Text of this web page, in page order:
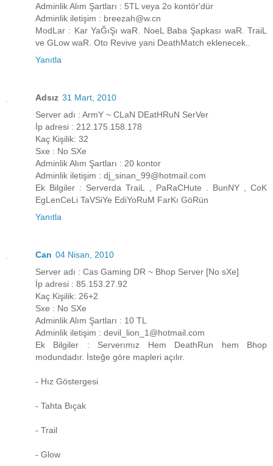
Adminlik Alım Şartları : 5TL veya 2o kontör'dür
Adminlik iletişim : breezah@w.cn
ModLar : Kar YaĞıŞı waR. NoeL Baba Şapkası waR. TraiL
ve GLow waR. Oto Revive yani DeathMatch eklenecek..
Yanıtla
Adsız 31 Mart, 2010
Server adı : ArmY ~ CLaN DEatHRuN SerVer
İp adresi : 212.175.158.178
Kaç Kişilik: 32
Sxe : No SXe
Adminlik Alım Şartları : 20 kontor
Adminlik iletişim : dj_sinan_99@hotmail.com
Ek Bilgiler : Serverda TraiL , PaRaCHute . BunNY , CoK
EgLenCeLi TaVSiYe EdiYoRuM FarKı GöRün
Yanıtla
Can 04 Nisan, 2010
Server adı : Cas Gaming DR ~ Bhop Server [No sXe]
İp adresi : 85.153.27.92
Kaç Kişilik: 26+2
Sxe : No SXe
Adminlik Alım Şartları : 10 TL
Adminlik iletişim : devil_lion_1@hotmail.com
Ek Bilgiler : Serverımız Hem DeathRun hem Bhop
modundadır. İsteğe göre mapleri açılır.
- Hız Göstergesi
- Tahta Bıçak
- Trail
- Glow